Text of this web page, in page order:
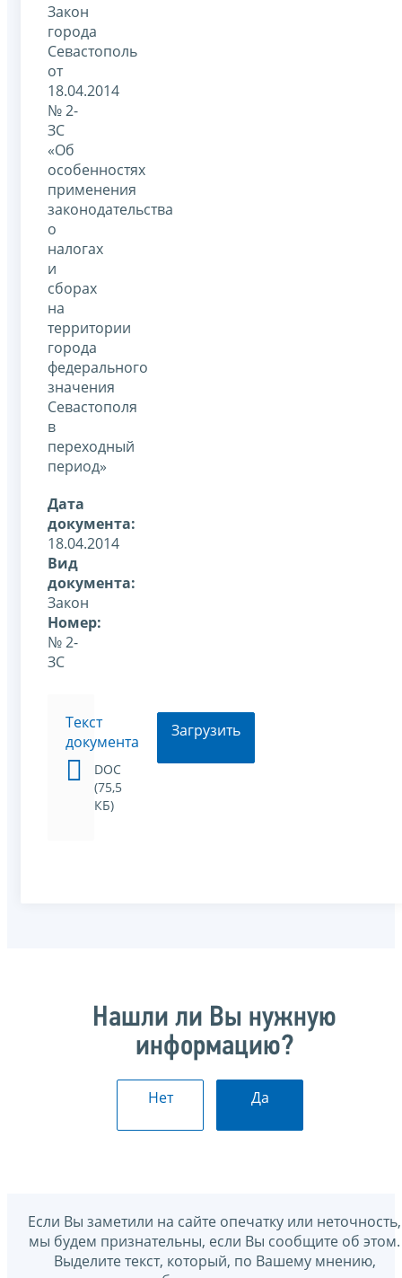
Закон
города
Севастополь
от
18.04.2014
№ 2-
ЗС
«Об
особенностях
применения
законодательства
о
налогах
и
сборах
на
территории
города
федерального
значения
Севастополя
в
переходный
период»
Дата
документа:
18.04.2014
Вид
документа:
Закон
Номер:
№ 2-
ЗС
Текст
документа
DOC
(75,5
КБ)
Загрузить
Нашли ли Вы нужную
информацию?
Нет Да
Если Вы заметили на сайте опечатку или неточность,
мы будем признательны, если Вы сообщите об этом.
Выделите текст, который, по Вашему мнению,